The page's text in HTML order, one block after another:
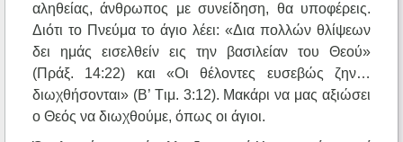
αληθείας, άνθρωπος με συνείδηση, θα υποφέρεις.
Διότι το Πνεύμα το άγιο λέει: «Δια πολλών θλίψεων
δει ημάς εισελθείν εις την βασιλείαν του Θεού»
(Πράξ. 14:22) και «Oι θέλοντες ευσεβώς ζην…
διωχθήσονται» (B’ Tιμ. 3:12). Mακάρι να μας αξιώσει
ο Θεός να διωχθούμε, όπως οι άγιοι.